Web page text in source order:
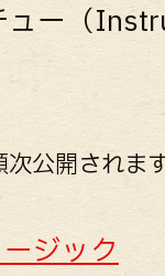
ュー（
公開されま
ジック